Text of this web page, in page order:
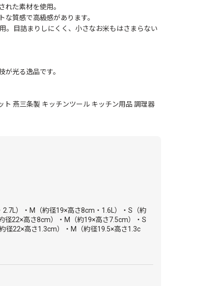
れた素材を使用。
質感で高級感があります。
。目詰まりしにくく、小さなお米もはさまらない
光る逸品です。
燕三条製 キッチンツール キッチン用品 調理器
）・M（約径19×高さ8cm・1.6L）・S（約
径22×高さ8cm）・M（約19×高さ7.5cm）・S
径22×高さ1.3cm）・M（約径19.5×高さ1.3c